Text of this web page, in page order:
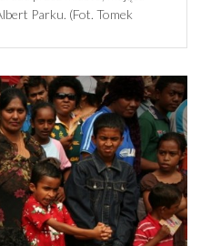
Parku. (Fot. Tomek